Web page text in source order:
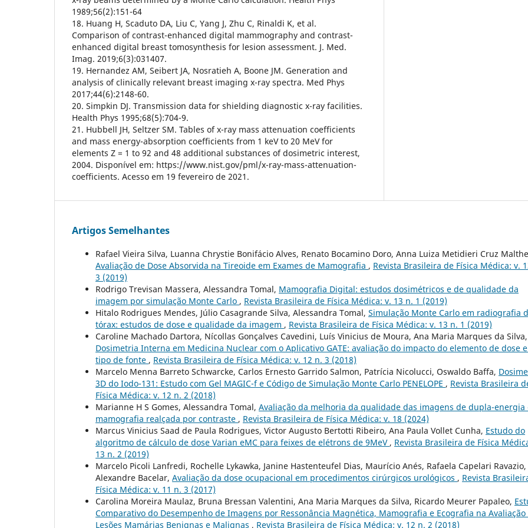
1989;56(2):151-64
18. Huang H, Scaduto DA, Liu C, Yang J, Zhu C, Rinaldi K, et al.
Comparison of contrast-enhanced digital mammography and contrast-
enhanced digital breast tomosynthesis for lesion assessment. J. Med.
Imag. 2019;6(3):031407.
19. Hernandez AM, Seibert JA, Nosratieh A, Boone JM. Generation and
analysis of clinically relevant breast imaging x-ray spectra. Med Phys
2017;44(6):2148-60.
20. Simpkin DJ. Transmission data for shielding diagnostic x-ray facilities.
Health Phys 1995;68(5):704-9.
21. Hubbell JH, Seltzer SM. Tables of x-ray mass attenuation coefficients
and mass energy-absorption coefficients from 1 keV to 20 MeV for
elements Z = 1 to 92 and 48 additional substances of dosimetric interest,
2004. Disponível em: https://www.nist.gov/pml/x-ray-mass-attenuation-
coefficients. Acesso em 19 fevereiro de 2021.
Artigos Semelhantes
Rafael Vieira Silva, Luanna Chrystie Bonifácio Alves, Renato Bocamino Doro, Anna Luiza Metidieri Cruz
Avaliação de Dose Absorvida na Tireoide em Exames de Mamografia , Revista Brasileira de Física Médica: v.
3 (2019)
Rodrigo Trevisan Massera, Alessandra Tomal, Mamografia Digital: estudos dosimétricos e de qualidade da
imagem por simulação Monte Carlo , Revista Brasileira de Física Médica: v. 13 n. 1 (2019)
Hitalo Rodrigues Mendes, Júlio Casagrande Silva, Alessandra Tomal, Simulação Monte Carlo em radiografia
tórax: estudos de dose e qualidade da imagem , Revista Brasileira de Física Médica: v. 13 n. 1 (2019)
Caroline Machado Dartora, Nícollas Gonçalves Cavedini, Luís Vinicius de Moura, Ana Maria Marques da Silva,
Dosimetria Interna em Medicina Nuclear com o Aplicativo GATE: avaliação do impacto do elemento de dose
tipo de fonte , Revista Brasileira de Física Médica: v. 12 n. 3 (2018)
Marcelo Menna Barreto Schwarcke, Carlos Ernesto Garrido Salmon, Patrícia Nicolucci, Oswaldo Baffa,
3D do Iodo-131: Estudo com Gel MAGIC-f e Código de Simulação Monte Carlo PENELOPE , Revista Brasileira
Física Médica: v. 12 n. 2 (2018)
Marianne H S Gomes, Alessandra Tomal, Avaliação da melhoria da qualidade das imagens de dupla-energia
mamografia realçada por contraste , Revista Brasileira de Física Médica: v. 18 (2024)
Marcus Vinicius Saad de Paula Rodrigues, Victor Augusto Bertotti Ribeiro, Ana Paula Vollet Cunha, Estudo do
algoritmo de cálculo de dose Varian eMC para feixes de elétrons de 9MeV , Revista Brasileira de Física
13 n. 2 (2019)
Marcelo Picoli Lanfredi, Rochelle Lykawka, Janine Hastenteufel Dias, Maurício Anés, Rafaela Capelari Ravazio,
Alexandre Bacelar, Avaliação da dose ocupacional em procedimentos cirúrgicos urológicos , Revista
Física Médica: v. 11 n. 3 (2017)
Carolina Moreira Maulaz, Bruna Bressan Valentini, Ana Maria Marques da Silva, Ricardo Meurer Papaleo,
Comparativo do Desempenho de Imagens por Ressonância Magnética, Mamografia e Ecografia na Avaliação
Lesões Mamárias Benignas e Malignas , Revista Brasileira de Física Médica: v. 12 n. 2 (2018)